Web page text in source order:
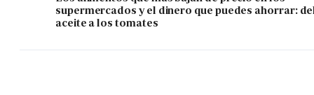
supermercados y el dinero que puedes ahorrar:
aceite a los tomates